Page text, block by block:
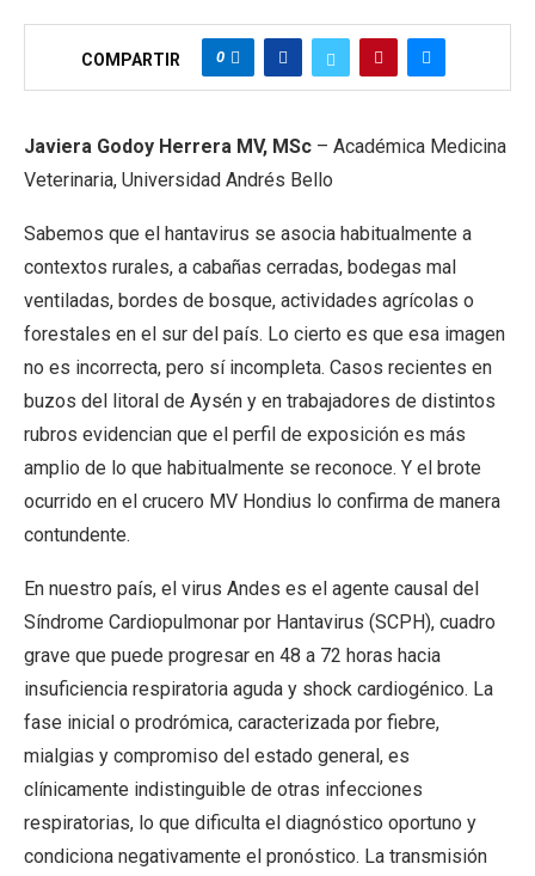
COMPARTIR 0
Javiera Godoy Herrera MV, MSc – Académica Medicina
Veterinaria, Universidad Andrés Bello
Sabemos que el hantavirus se asocia habitualmente a
contextos rurales, a cabañas cerradas, bodegas mal
ventiladas, bordes de bosque, actividades agrícolas o
forestales en el sur del país. Lo cierto es que esa imagen
no es incorrecta, pero sí incompleta. Casos recientes en
buzos del litoral de Aysén y en trabajadores de distintos
rubros evidencian que el perfil de exposición es más
amplio de lo que habitualmente se reconoce. Y el brote
ocurrido en el crucero MV Hondius lo confirma de manera
contundente.
En nuestro país, el virus Andes es el agente causal del
Síndrome Cardiopulmonar por Hantavirus (SCPH), cuadro
grave que puede progresar en 48 a 72 horas hacia
insuficiencia respiratoria aguda y shock cardiogénico. La
fase inicial o prodrómica, caracterizada por fiebre,
mialgias y compromiso del estado general, es
clínicamente indistinguible de otras infecciones
respiratorias, lo que dificulta el diagnóstico oportuno y
condiciona negativamente el pronóstico. La transmisión